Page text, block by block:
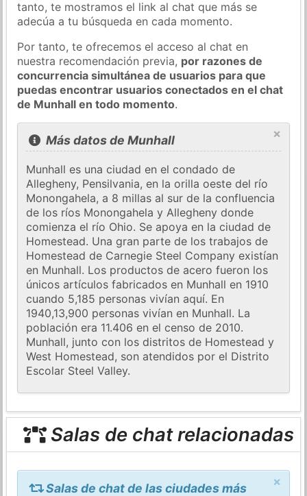
tanto, te mostramos el link al chat que más se
adecúa a tu búsqueda en cada momento.
Por tanto, te ofrecemos el acceso al chat en
nuestra recomendación previa, por razones de
concurrencia simultánea de usuarios para que
puedas encontrar usuarios conectados en el chat
de Munhall en todo momento.
×
Más datos de Munhall
Munhall es una ciudad en el condado de
Allegheny, Pensilvania, en la orilla oeste del río
Monongahela, a 8 millas al sur de la confluencia
de los ríos Monongahela y Allegheny donde
comienza el río Ohio. Se apoya en la ciudad de
Homestead. Una gran parte de los trabajos de
Homestead de Carnegie Steel Company existían
en Munhall. Los productos de acero fueron los
únicos artículos fabricados en Munhall en 1910
cuando 5,185 personas vivían aquí. En
1940,13,900 personas vivían en Munhall. La
población era 11.406 en el censo de 2010.
Munhall, junto con los distritos de Homestead y
West Homestead, son atendidos por el Distrito
Escolar Steel Valley.
Salas de chat relacionadas
×
Salas de chat de las ciudades más